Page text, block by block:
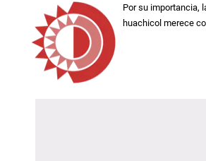
Por su importancia,
huachicol merece